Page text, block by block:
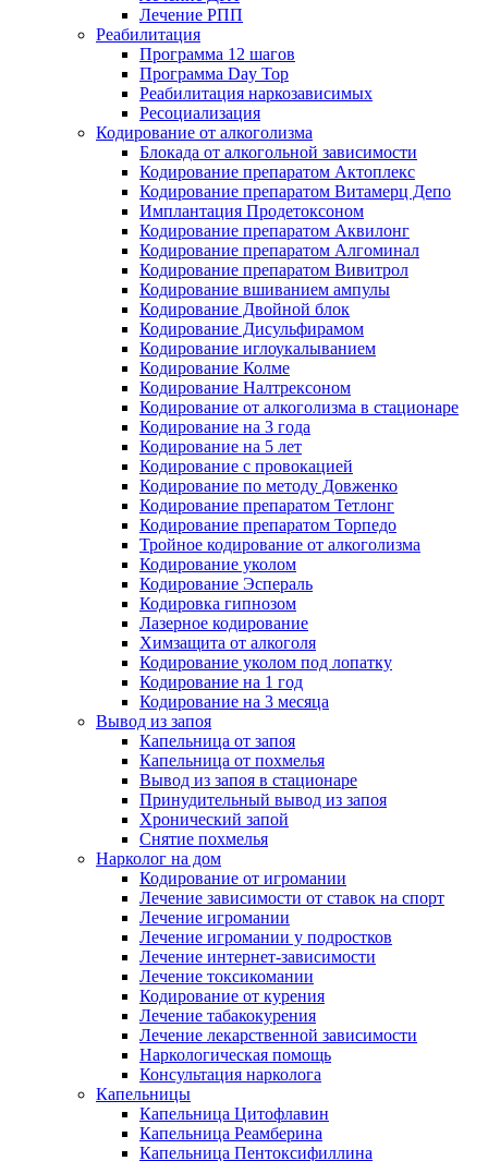
Лечение РПП
Реабилитация
Программа 12 шагов
Программа Day Top
Реабилитация наркозависимых
Ресоциализация
Кодирование от алкоголизма
Блокада от алкогольной зависимости
Кодирование препаратом Актоплекс
Кодирование препаратом Витамерц Депо
Имплантация Продетоксоном
Кодирование препаратом Аквилонг
Кодирование препаратом Алгоминал
Кодирование препаратом Вивитрол
Кодирование вшиванием ампулы
Кодирование Двойной блок
Кодирование Дисульфирамом
Кодирование иглоукалыванием
Кодирование Колме
Кодирование Налтрексоном
Кодирование от алкоголизма в стационаре
Кодирование на 3 года
Кодирование на 5 лет
Кодирование с провокацией
Кодирование по методу Довженко
Кодирование препаратом Тетлонг
Кодирование препаратом Торпедо
Тройное кодирование от алкоголизма
Кодирование уколом
Кодирование Эспераль
Кодировка гипнозом
Лазерное кодирование
Химзащита от алкоголя
Кодирование уколом под лопатку
Кодирование на 1 год
Кодирование на 3 месяца
Вывод из запоя
Капельница от запоя
Капельница от похмелья
Вывод из запоя в стационаре
Принудительный вывод из запоя
Хронический запой
Снятие похмелья
Нарколог на дом
Кодирование от игромании
Лечение зависимости от ставок на спорт
Лечение игромании
Лечение игромании у подростков
Лечение интернет-зависимости
Лечение токсикомании
Кодирование от курения
Лечение табакокурения
Лечение лекарственной зависимости
Наркологическая помощь
Консультация нарколога
Капельницы
Капельница Цитофлавин
Капельница Реамберина
Капельница Пентоксифиллина